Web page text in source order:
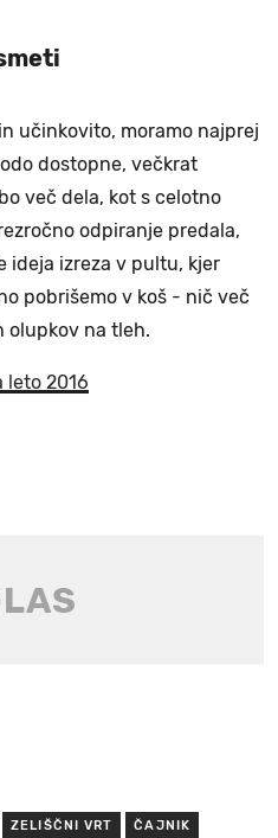
učinkovito, moramo najprej
dostopne, večkrat
več dela, kot s celotno
odpiranje predala,
ideja izreza v pultu, kjer
pobrišemo v koš - nič več
olupkov na tleh.
leto 2016
ZELIŠČNI VRT ČAJNIK